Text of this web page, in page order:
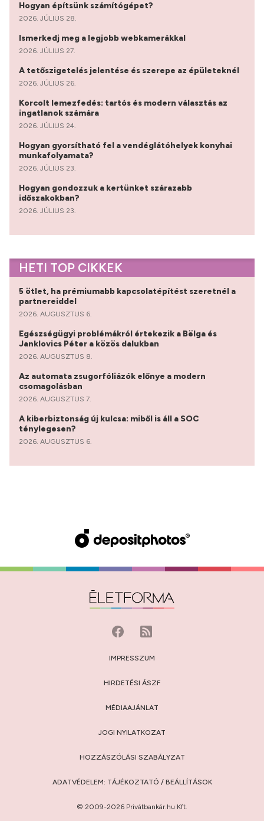
Hogyan építsünk számítógépet?
2026. JÚLIUS 28.
Ismerkedj meg a legjobb webkamerákkal
2026. JÚLIUS 27.
A tetőszigetelés jelentése és szerepe az épületeknél
2026. JÚLIUS 26.
Korcolt lemezfedés: tartós és modern választás az
ingatlanok számára
2026. JÚLIUS 24.
Hogyan gyorsítható fel a vendéglátóhelyek konyhai
munkafolyamata?
2026. JÚLIUS 23.
Hogyan gondozzuk a kertünket szárazabb
időszakokban?
2026. JÚLIUS 23.
HETI TOP CIKKEK
5 ötlet, ha prémiumabb kapcsolatépítést szeretnél a
partnereiddel
2026. AUGUSZTUS 6.
Egészségügyi problémákról értekezik a Bëlga és
Janklovics Péter a közös dalukban
2026. AUGUSZTUS 8.
Az automata zsugorfóliázók előnye a modern
csomagolásban
2026. AUGUSZTUS 7.
A kiberbiztonság új kulcsa: miből is áll a SOC
ténylegesen?
2026. AUGUSZTUS 6.
IMPRESSZUM
HIRDETÉSI ÁSZF
MÉDIAAJÁNLAT
JOGI NYILATKOZAT
HOZZÁSZÓLÁSI SZABÁLYZAT
ADATVÉDELEM: TÁJÉKOZTATÓ / BEÁLLÍTÁSOK
© 2009-2026 Privátbankár.hu Kft.